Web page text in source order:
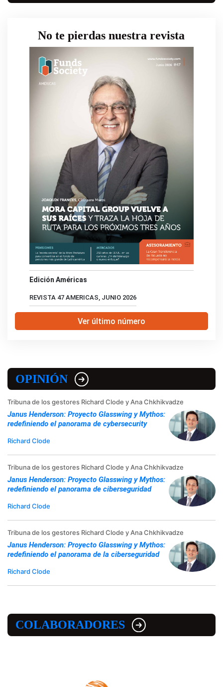
No te pierdas nuestra revista
Edición Américas
REVISTA 47 AMERICAS, JUNIO 2026
Ver último número
OPINIÓN
Tribuna de los gestores Richard Clode y Ana Chkhikvadze
Janus Henderson: Proyecto Glasswing y Mythos:
redefiniendo el panorama de cybersecurity
Richard Clode
Tribuna de los gestores Richard Clode y Ana Chkhikvadze
Janus Henderson: Proyecto Glasswing y Mythos:
redefiniendo el panorama de ciberseguridad
Richard Clode
Tribuna de los gestores Richard Clode y Ana Chkhikvadze
Janus Henderson: Proyecto Glasswing y Mythos:
redefiniendo el panorama de la ciberseguridad
Richard Clode
COLABORADORES